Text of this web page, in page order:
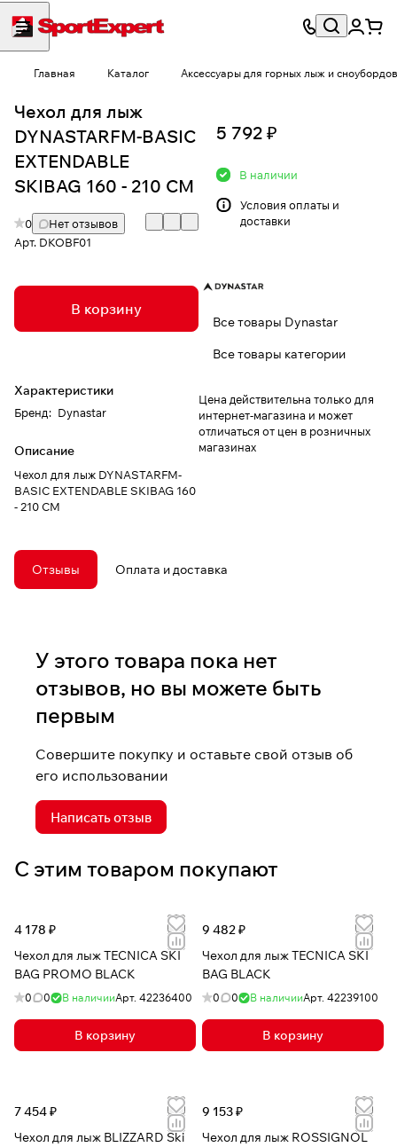
Главная Каталог Аксессуары для горных лыж и сноубордов
Чехол для лыж
DYNASTARFM-BASIC
EXTENDABLE
SKIBAG 160 - 210 CM
0
Нет отзывов
Арт. DKOBF01
В корзину
Характеристики
Бренд: Dynastar
Описание
Чехол для лыж DYNASTARFM-
BASIC EXTENDABLE SKIBAG 160
- 210 CM
5 792 ₽
В наличии
Условия оплаты и
доставки
Все товары Dynastar
Все товары категории
Цена действительна только для
интернет-магазина и может
отличаться от цен в розничных
магазинах
Отзывы Оплата и доставка
У этого товара пока нет
отзывов, но вы можете быть
первым
Совершите покупку и оставьте свой отзыв об
его использовании
Написать отзыв
С этим товаром покупают
4 178 ₽
Чехол для лыж TECNICA SKI
BAG PROMO BLACK
0 0 В наличииАрт. 42236400
В корзину
9 482 ₽
Чехол для лыж TECNICA SKI
BAG BLACK
0 0 В наличииАрт. 42239100
В корзину
7 454 ₽
Чехол для лыж BLIZZARD Ski
9 153 ₽
Чехол для лыж ROSSIGNOL